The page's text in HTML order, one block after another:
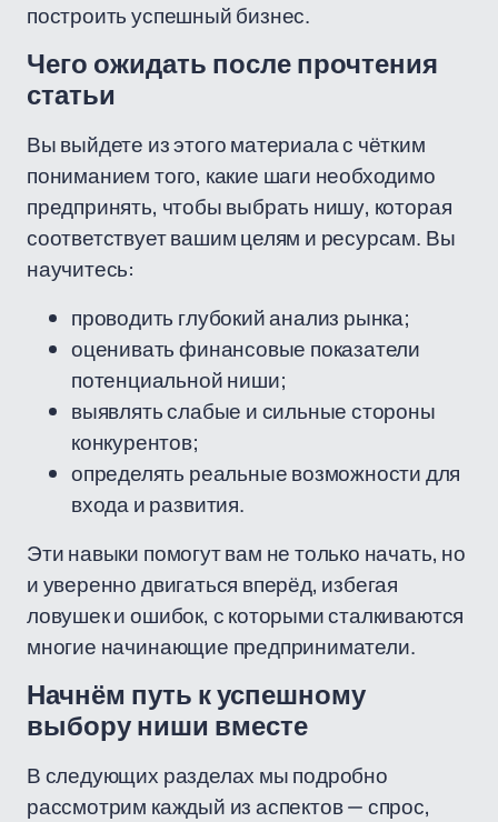
построить успешный бизнес.
Чего ожидать после прочтения
статьи
Вы выйдете из этого материала с чётким
пониманием того, какие шаги необходимо
предпринять, чтобы выбрать нишу, которая
соответствует вашим целям и ресурсам. Вы
научитесь:
проводить глубокий анализ рынка;
оценивать финансовые показатели
потенциальной ниши;
выявлять слабые и сильные стороны
конкурентов;
определять реальные возможности для
входа и развития.
Эти навыки помогут вам не только начать, но
и уверенно двигаться вперёд, избегая
ловушек и ошибок, с которыми сталкиваются
многие начинающие предприниматели.
Начнём путь к успешному
выбору ниши вместе
В следующих разделах мы подробно
рассмотрим каждый из аспектов — спрос,